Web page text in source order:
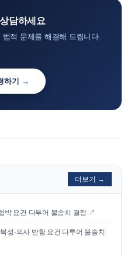
담하세요
적 문제를 해결해 드립니다.
하기 →
더보기 →
박 요건 다투어 불송치 결정 ↗
성·의사 반함 요건 다투어 불송치